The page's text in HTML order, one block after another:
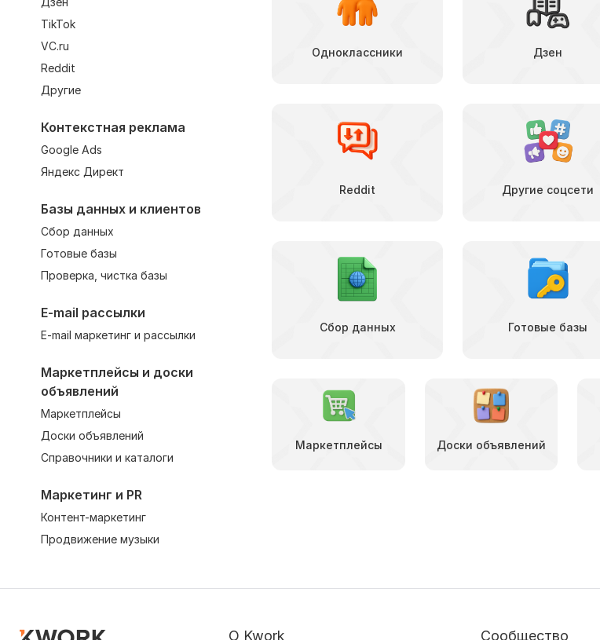
TikTok
VC.ru
Reddit
Другие
Контекстная реклама
Google Ads
Яндекс Директ
Базы данных и клиентов
Сбор данных
Готовые базы
Проверка, чистка базы
E-mail рассылки
E-mail маркетинг и рассылки
Маркетплейсы и доски
объявлений
Маркетплейсы
Доски объявлений
Справочники и каталоги
Маркетинг и PR
Контент-маркетинг
Продвижение музыки
Одноклассники Дзен
Reddit Другие соцсети
Сбор данных Готовые базы
Маркетплейсы Доски объявлений
О Kwork Сообщество